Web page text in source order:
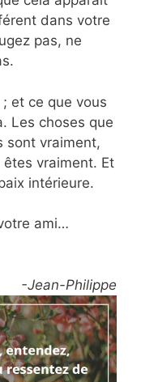
dans votre
pas, ne
et ce que vous
Les choses que
sont vraiment,
vraiment. Et
intérieure.
ami…
-Jean-Philippe